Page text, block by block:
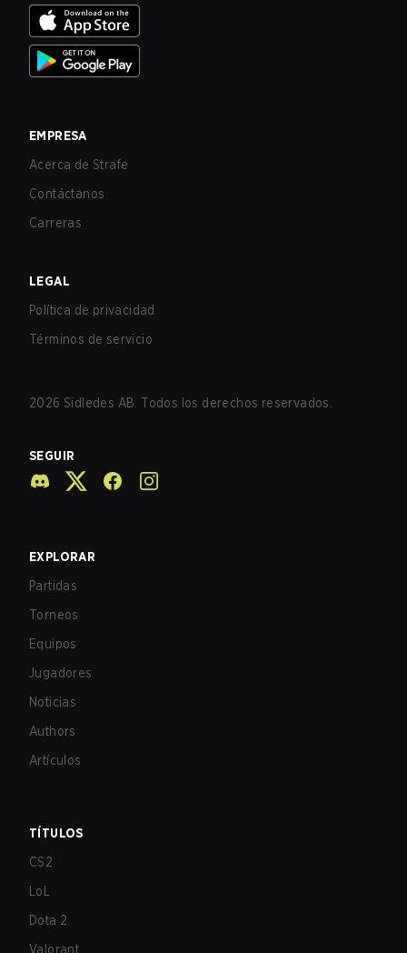
EMPRESA
Acerca de Strafe
Contáctanos
Carreras
LEGAL
Política de privacidad
Términos de servicio
2026 Sidledes AB. Todos los derechos reservados.
SEGUIR
EXPLORAR
Partidas
Torneos
Equipos
Jugadores
Noticias
Authors
Artículos
TÍTULOS
CS2
LoL
Dota 2
Valorant